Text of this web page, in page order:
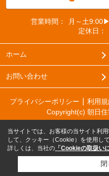
営業時間：
月～土
定休日：
ホーム
お問い合わせ
プライバシーポリシー 利用規
Copyright(c) 朝日
当サイトでは、お客様の当サイト利
して、クッキー（Cookie）を使用して
詳しくは、当社の 「Cookieの取扱い